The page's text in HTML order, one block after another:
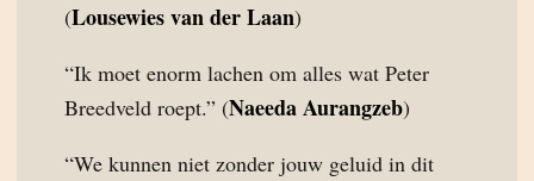
(Lousewies van der Laan)
“Ik moet enorm lachen om alles wat Peter
Breedveld roept.” (Naeeda Aurangzeb)
“We kunnen niet zonder jouw geluid in dit